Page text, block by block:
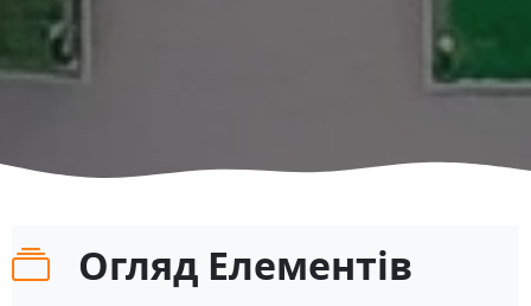
Огляд Елементів